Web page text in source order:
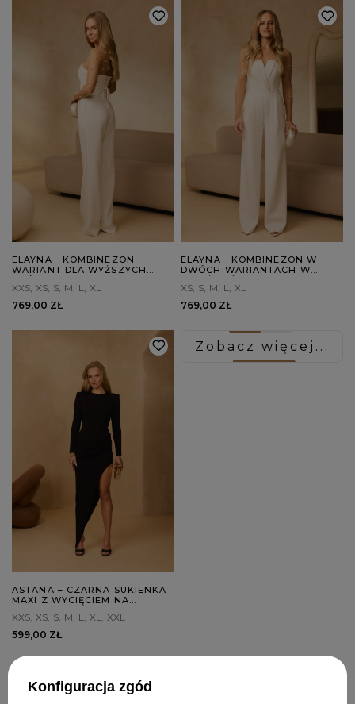
ELAYNA - KOMBINEZON
WARIANT DLA WYŻSZYCH
XXS XS S M L
XL
769,00 ZŁ
ELAYNA - KOMBINEZON W
DWÓCH WARIANTACH W
XS S M L
XL
769,00 ZŁ
ASTANA – CZARNA SUKIENKA
MAXI Z WYCIĘCIEM NA
XXS XS S M L XL XXL
599,00 ZŁ
Zobacz więcej...
STRONA 1 Z 5
Konfiguracja zgód